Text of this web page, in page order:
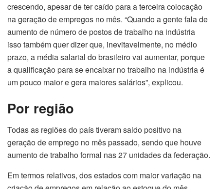
crescendo, apesar de ter caído para a terceira colocação
na geração de empregos no mês. “Quando a gente fala de
aumento de número de postos de trabalho na indústria
isso também quer dizer que, inevitavelmente, no médio
prazo, a média salarial do brasileiro vai aumentar, porque
a qualificação para se encaixar no trabalho na indústria é
um pouco maior e gera maiores salários”, explicou.
Por região
Todas as regiões do país tiveram saldo positivo na
geração de emprego no mês passado, sendo que houve
aumento de trabalho formal nas 27 unidades da federação.
Em termos relativos, dos estados com maior variação na